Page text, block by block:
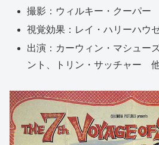
撮影：ウィルキー・クーパー
視覚効果：レイ・ハリーハウ
出演：カーウィン・マシュー
ント、トリン・サッチャー